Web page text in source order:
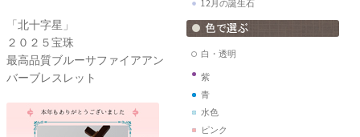
「北十字星」
２０２５宝珠
最高品質ブルーサファイアアン
バーブレスレット
12月の誕生石
白・透明
紫
青
水色
ピンク